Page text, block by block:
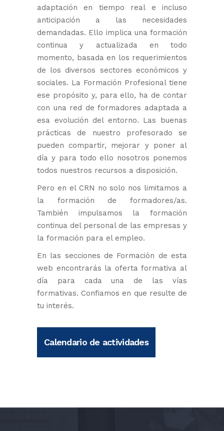
adaptación en tiempo real e incluso
anticipación a las necesidades
demandadas. Ello implica una formación
continua y actualizada en todo
momento, basada en los requerimientos
de los diversos sectores económicos y
sociales. La Formación Profesional tiene
ese propósito y, para ello, ha de contar
con una red de formadores adaptada a
esa evolución del entorno. Las buenas
prácticas de nuestro profesorado se
pueden compartir, mejorar y poner al
día y para todo ello nosotros ponemos
todos nuestros recursos a disposición.
Pero en el CRN no solo nos limitamos a
la formación de formadores/as.
También impulsamos la formación
continua del personal de las empresas y
la formación para el empleo.
En las secciones de Formación de esta
web encontrarás la oferta formativa al
día para cada una de las vías
formativas. Confiamos en que resulte de
tu interés.
Calendario de actividades